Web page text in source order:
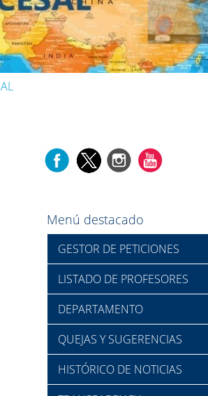
Menú destacado
GESTOR DE PETICIONES
LISTADO DE PROFESORES
DEPARTAMENTO
QUEJAS Y SUGERENCIAS
HISTÓRICO DE NOTICIAS